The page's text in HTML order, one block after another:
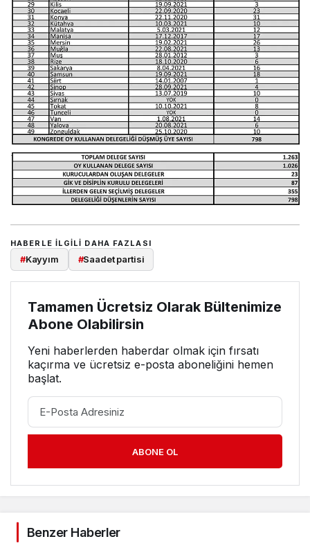
HABERLE ILGILI DAHA FAZLASI
#Kayyım #Saadet partisi
Tamamen Ücretsiz Olarak Bültenimize
Abone Olabilirsin
Yeni haberlerden haberdar olmak için fırsatı
kaçırma ve ücretsiz e-posta aboneliğini hemen
başlat.
ABONE OL
Benzer Haberler